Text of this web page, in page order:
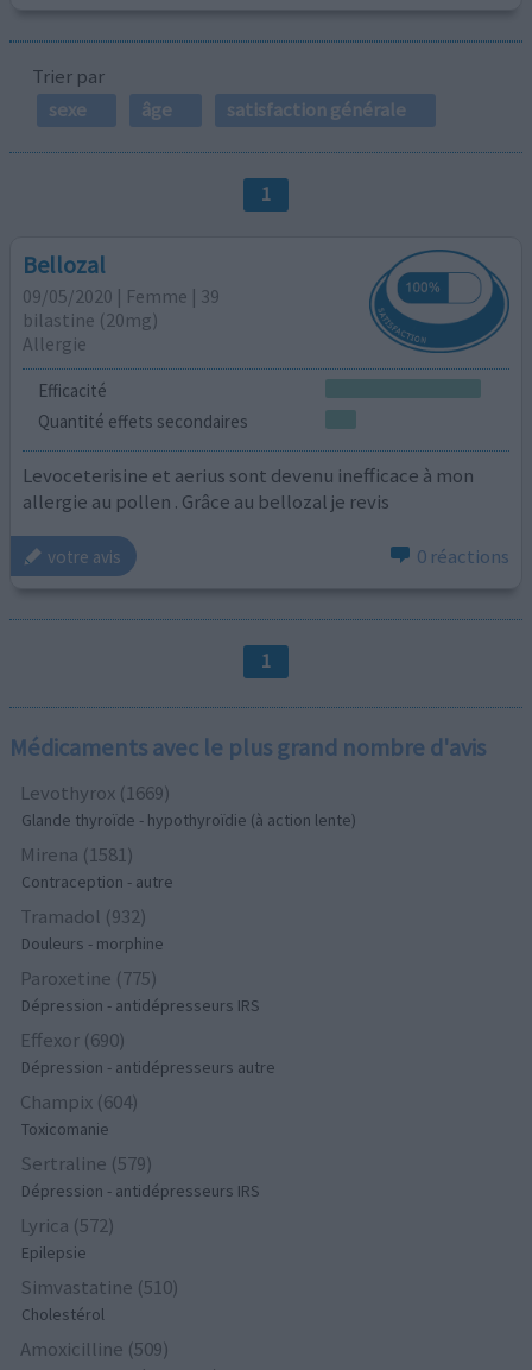
Trier par
sexe
âge satisfaction générale
1
Bellozal
09/05/2020 | Femme | 39
bilastine (20mg)
Allergie
Efficacité
Quantité effets secondaires
Levoceterisine et aerius sont devenu inefficace à mon
allergie au pollen . Grâce au bellozal je revis
votre avis 0 réactions
1
Médicaments avec le plus grand nombre d'avis
Levothyrox (1669)
Glande thyroïde - hypothyroïdie (à action lente)
Mirena (1581)
Contraception - autre
Tramadol (932)
Douleurs - morphine
Paroxetine (775)
Dépression - antidépresseurs IRS
Effexor (690)
Dépression - antidépresseurs autre
Champix (604)
Toxicomanie
Sertraline (579)
Dépression - antidépresseurs IRS
Lyrica (572)
Epilepsie
Simvastatine (510)
Cholestérol
Amoxicilline (509)